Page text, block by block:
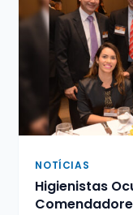
NOTÍCIAS
Higienistas